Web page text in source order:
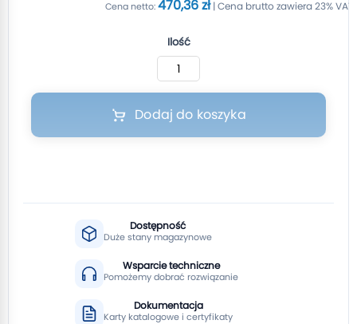
470,36 zł
Ilość
Dodaj do koszyka
Dostępność
Duże stany magazynowe
Wsparcie techniczne
Pomożemy dobrać rozwiązanie
Dokumentacja
Karty katalogowe i certyfikaty